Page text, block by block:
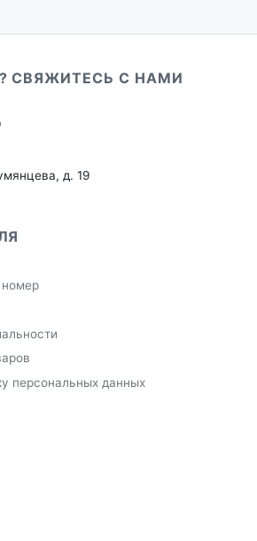
СВЯЖИТЕСЬ С НАМИ
д. 19
номер
персональных данных